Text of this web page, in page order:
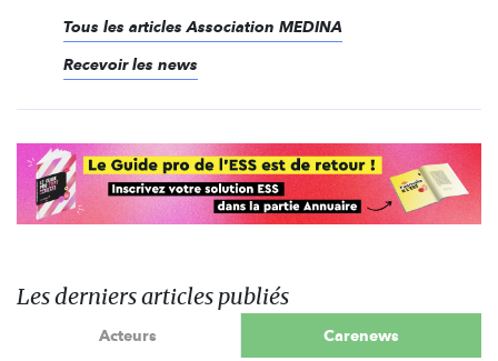
Tous les articles Association MEDINA
Recevoir les news
Les derniers articles publiés
Acteurs Carenews